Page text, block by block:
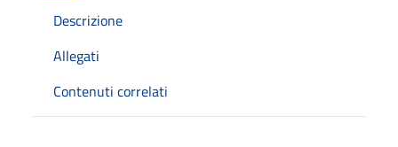
Descrizione
Allegati
Contenuti correlati